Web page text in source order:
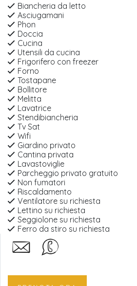
Biancheria da letto
Asciugamani
Phon
Doccia
Cucina
Utensili da cucina
Frigorifero con freezer
Forno
Tostapane
Bollitore
Melitta
Lavatrice
Stendibiancheria
Tv Sat
Wifi
Giardino privato
Cantina privata
Lavastoviglie
Parcheggio privato gratuito
Non fumatori
Riscaldamento
Ventilatore su richiesta
Lettino su richiesta
Seggiolone su richiesta
Ferro da stiro su richiesta